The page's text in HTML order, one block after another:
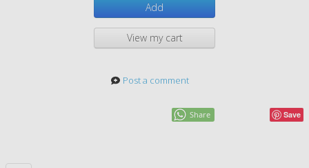
Add
View my cart
Post a comment
Save
Share